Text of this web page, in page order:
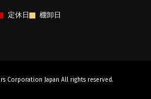
定休日 棚卸日
Corporation Japan All rights reserved.